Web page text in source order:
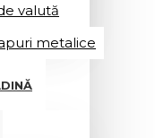
valută
metalice